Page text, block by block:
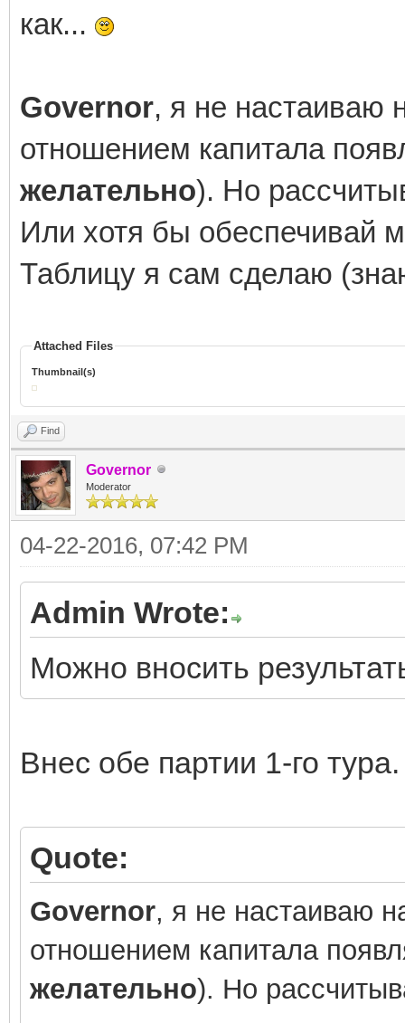
как...
Governor, я не настаиваю
отношением капитала
желательно). Но
Или хотя бы обеспечивай
Таблицу я сам сделаю
Attached Files
Thumbnail(s)
Find
Governor
Moderator
04-22-2016, 07:42 PM
Admin Wrote:
Можно вносить
Внес обе партии 1-го тура.
Quote:
Governor, я не настаиваю
отношением капитала
желательно). Но